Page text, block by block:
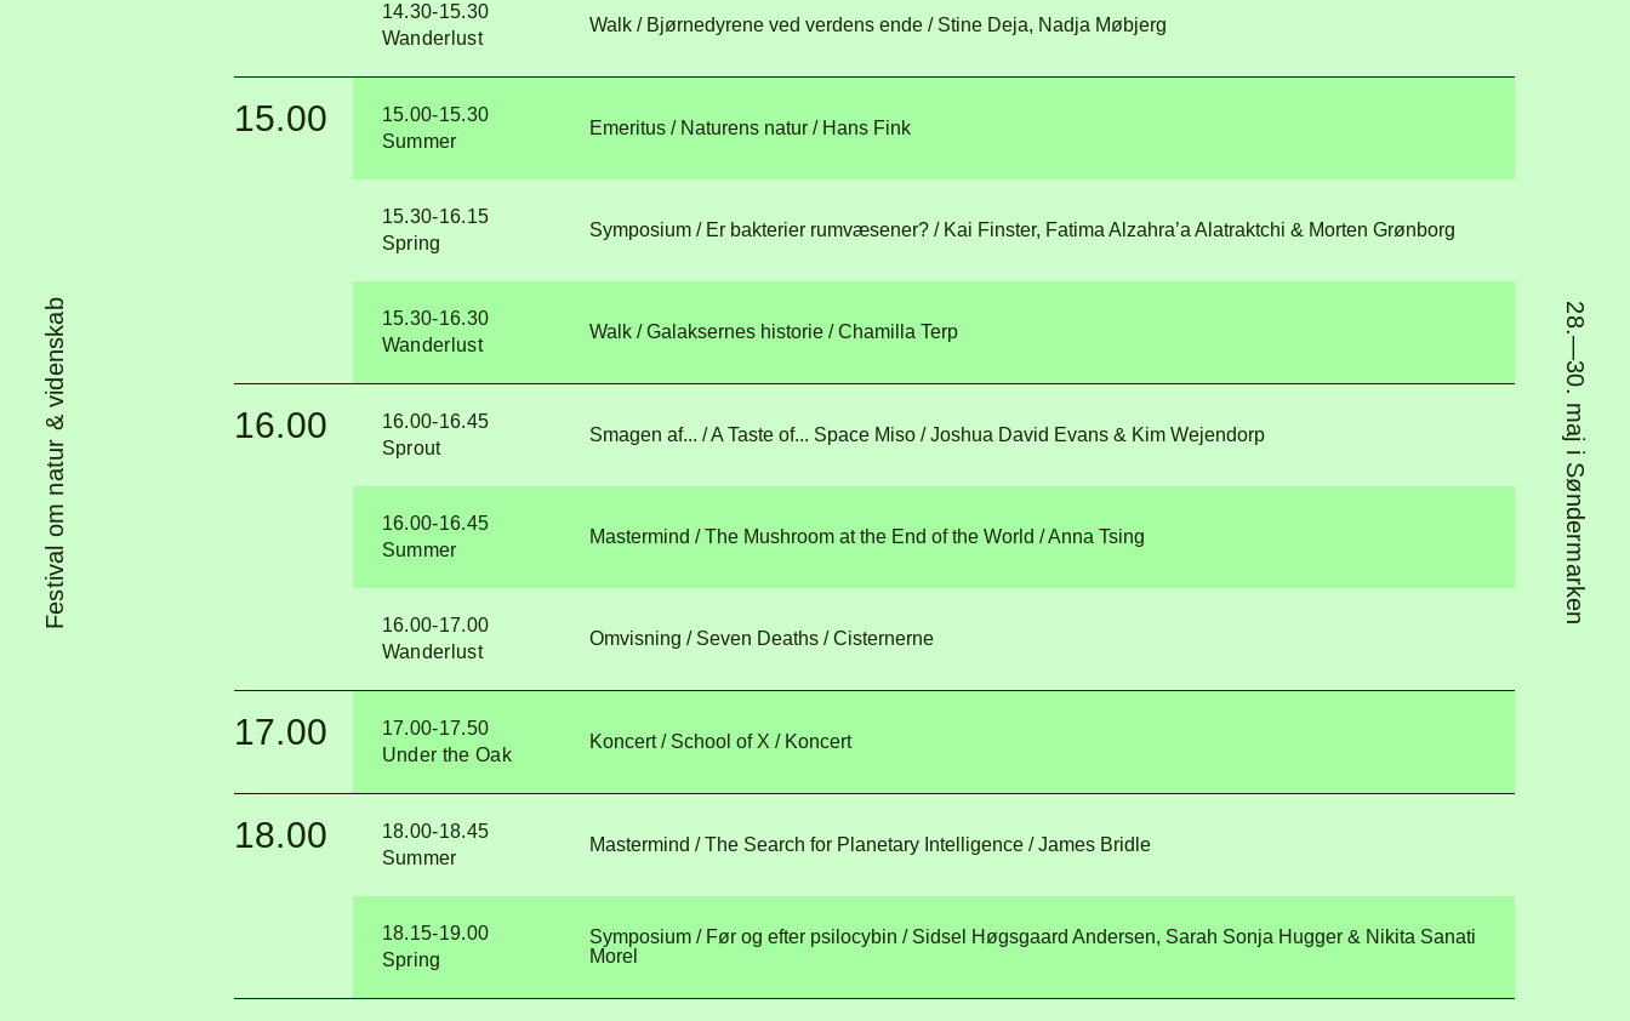
Forside
Line-up
Festival om natur & videnskab 28.—30. maj i Søndermarken
14.30-15.30
Wanderlust
Walk / Bjørnedyrene ved verdens ende/ Stine Deja, Nadja Møbjerg
15.00
15.00-15.30
Summer
Emeritus / Naturens natur/ Hans Fink
15.30-16.15
Spring
Symposium / Er bakterier rumvæsener?/ Kai Finster, Fatima Alzahra’a Alatraktchi & Morten Grønborg
15.30-16.30
Wanderlust
Walk / Galaksernes historie/ Chamilla Terp
16.00
16.00-16.45
Sprout
Smagen af... / A Taste of... Space Miso/ Joshua David Evans & Kim Wejendorp
16.00-16.45
Summer
Mastermind / The Mushroom at the End of the World/ Anna Tsing
16.00-17.00
Wanderlust
Omvisning / Seven Deaths/ Cisternerne
17.00
17.00-17.50
Under the Oak
Koncert / School of X/ Koncert
18.00
18.00-18.45
Summer
Mastermind / The Search for Planetary Intelligence/ James Bridle
18.15-19.00
Spring
Symposium / Før og efter psilocybin/ Sidsel Høgsgaard Andersen, Sarah Sonja Hugger & Nikita Sanati
Morel